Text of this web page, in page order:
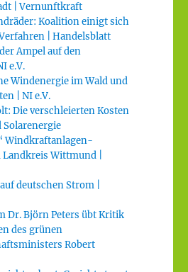
| Vernunftkraft
Koalition einigt sich
| Handelsblatt
Ampel auf den
e.V.
Windenergie im Wald und
| NI e.V.
Die verschleierten Kosten
Windkraftanlagen-
Wittmund |
deutschen Strom |
Dr. Björn Peters übt Kritik
des grünen
Robert